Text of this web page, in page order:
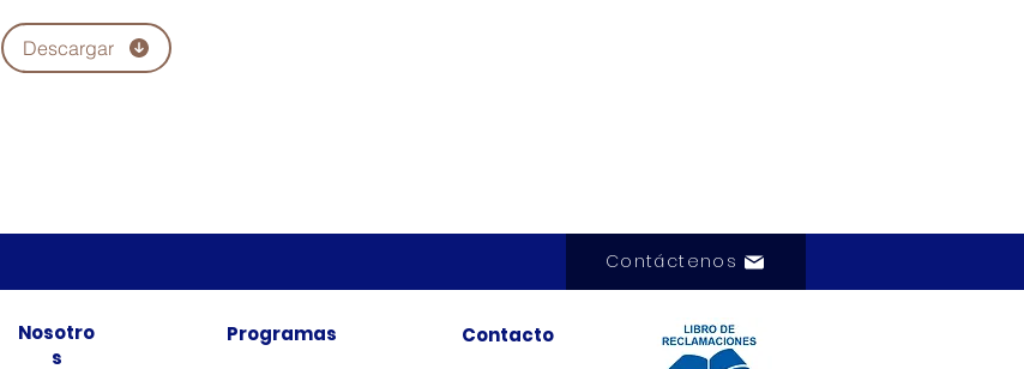
Descargar
Contáctenos
Nosotro
s
Programas Contacto